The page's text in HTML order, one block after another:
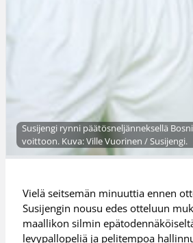
Susijengi rynni päätösneljänneksellä
voittoon. Kuva: Ville Vuorinen / Susijengi.
Vielä seitsemän minuuttia ennen
Susijengin nousu edes otteluun
maallikon silmin
levypallopeliä ja pelitempoa